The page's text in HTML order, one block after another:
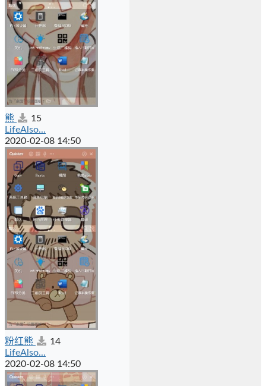
熊
15
LifeAlso...
2020-02-08 14:50
粉红熊
14
LifeAlso...
2020-02-08 14:50